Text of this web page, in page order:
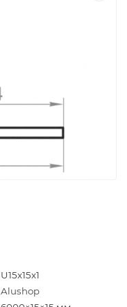
U15x15x1
Alushop